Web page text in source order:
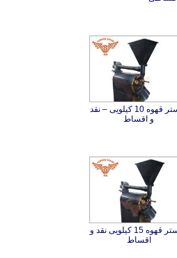
روستر قهوه 10 کیلویی – نقد
و اقساط
روستر قهوه 15 کیلویی نقد و
اقساط